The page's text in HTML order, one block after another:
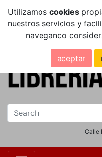
Utilizamos cookies
nuestros servicios y
navegando
aceptar
Calle